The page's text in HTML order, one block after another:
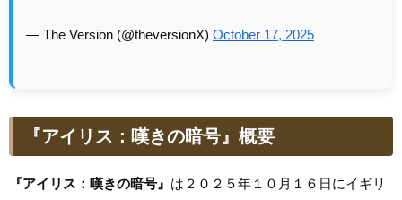
— The Version (@theversionX) October 17, 2025
『アイリス：嘆きの暗号』概要
『アイリス：嘆きの暗号』 は２０２５年１０月１６日にイギリ